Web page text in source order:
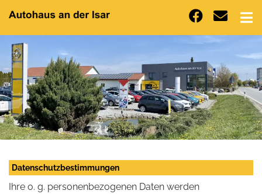
Datenschutzbestimmungen
Ihre o. g. personenbezogenen Daten werden